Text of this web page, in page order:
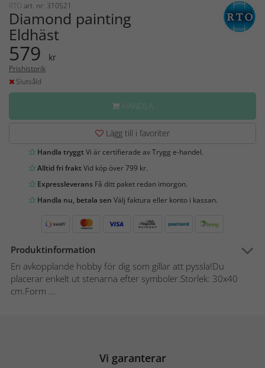
RTO art. nr: 310521
Diamond painting
Eldhäst
579 kr
Prishistorik
Slutsåld
HANDLA
Lägg till i favoriter
Handla tryggtVi är certifierade av Trygg e-handel.
Alltid fri fraktVid köp över 799 kr.
Expressleverans Få ditt paket redan imorgon.
Handla nu, betala sen Välj faktura eller konto i kassan.
Produktinformation
En avkopplande hobby för dig som gillar att pyssla!Du
placerar enkelt ut stenarna efter symboler.Storlek: 30x40
cm.Form ...
Vi garanterar